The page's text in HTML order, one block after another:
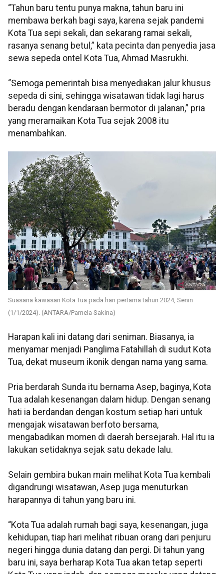
“Tahun baru tentu punya makna, tahun baru ini
membawa berkah bagi saya, karena sejak pandemi
Kota Tua sepi sekali, dan sekarang ramai sekali,
rasanya senang betul,” kata pecinta dan penyedia jasa
sewa sepeda ontel Kota Tua, Ahmad Masrukhi.
“Semoga pemerintah bisa menyediakan jalur khusus
sepeda di sini, sehingga wisatawan tidak lagi harus
beradu dengan kendaraan bermotor di jalanan,” pria
yang meramaikan Kota Tua sejak 2008 itu
menambahkan.
Suasana kawasan Kota Tua pada hari pertama tahun 2024, Senin
(1/1/2024). (ANTARA/Pamela Sakina)
Harapan kali ini datang dari seniman. Biasanya, ia
menyamar menjadi Panglima Fatahillah di sudut Kota
Tua, dekat museum ikonik dengan nama yang sama.
Pria berdarah Sunda itu bernama Asep, baginya, Kota
Tua adalah kesenangan dalam hidup. Dengan senang
hati ia berdandan dengan kostum setiap hari untuk
mengajak wisatawan berfoto bersama,
mengabadikan momen di daerah bersejarah. Hal itu ia
lakukan setidaknya sejak satu dekade lalu.
Selain gembira bukan main melihat Kota Tua kembali
digandrungi wisatawan, Asep juga menuturkan
harapannya di tahun yang baru ini.
“Kota Tua adalah rumah bagi saya, kesenangan, juga
kehidupan, tiap hari melihat ribuan orang dari penjuru
negeri hingga dunia datang dan pergi. Di tahun yang
baru ini, saya berharap Kota Tua akan tetap seperti